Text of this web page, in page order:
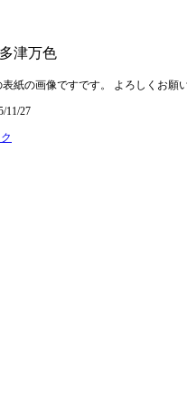
津万色
紙の画像ですです。 よろしくお願
11/27